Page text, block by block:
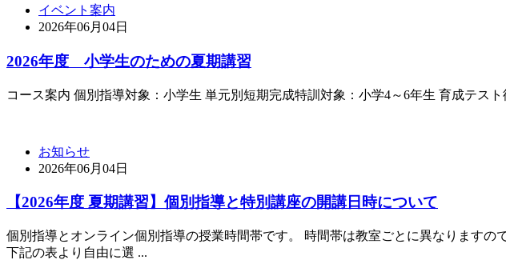
イベント案内
2026年06月04日
2026年度 小学生のための夏期講習
コース案内 個別指導対象：小学生 単元別短期完成特訓対象：小学4～6年生 育成テス
お知らせ
2026年06月04日
【2026年度 夏期講習】個別指導と特別講座の開講日時について
個別指導とオンライン個別指導の授業時間帯です。 時間帯は教室ごとに異なります
下記の表より自由に選 ...